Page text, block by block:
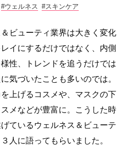
#ウェルネス #スキンケア
ビューティ業界は大きく変化
イにするだけではなく、内側
性、トレンドを追うだけでは
気づいたことも多いのでは。
上げるコスメや、マスクの下
メなどが豊富に。こうした時
ているウェルネス＆ビューテ
人に語ってもらいました。